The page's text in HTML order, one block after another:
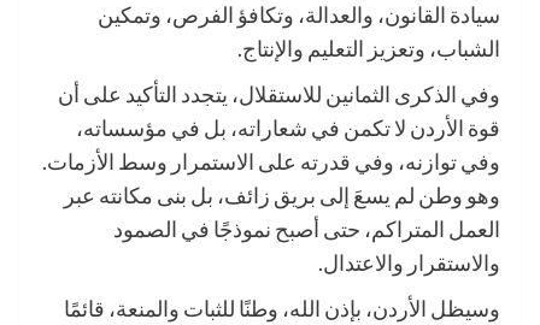
سيادة القانون، والعدالة، وتكافؤ الفرص، وتمكين
الشباب، وتعزيز التعليم والإنتاج.
وفي الذكرى الثمانين للاستقلال، يتجدد التأكيد على أن
قوة الأردن لا تكمن في شعاراته، بل في مؤسساته،
وفي توازنه، وفي قدرته على الاستمرار وسط الأزمات.
وهو وطن لم يسعَ إلى بريق زائف، بل بنى مكانته عبر
العمل المتراكم، حتى أصبح نموذجًا في الصمود
والاستقرار والاعتدال.
وسيظل الأردن، بإذن الله، وطنًا للثبات والمنعة، قائمًا